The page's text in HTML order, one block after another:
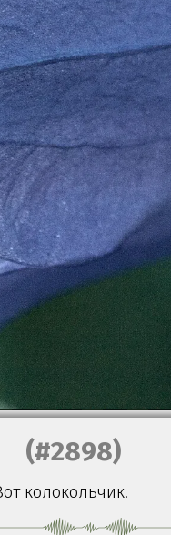
(#2898)
колокольчик.